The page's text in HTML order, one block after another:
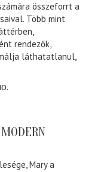
összeforrt a
Több mint
rendezők,
láthatatlanul,
Mary a